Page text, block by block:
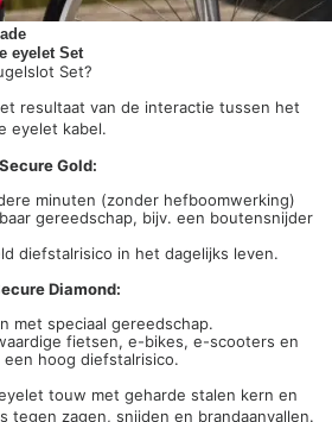
eyelet Set
Set?
resultaat van de interactie tussen het
eyelet kabel.
Gold:
minuten (zonder hefboomwerking)
gereedschap, bijv. een boutensnijder
diefstalrisico in het dagelijks leven.
Diamond:
met speciaal gereedschap.
fietsen, e-bikes, e-scooters en
hoog diefstalrisico.
touw met geharde stalen kern en
tegen zagen, snijden en brandaanvallen.